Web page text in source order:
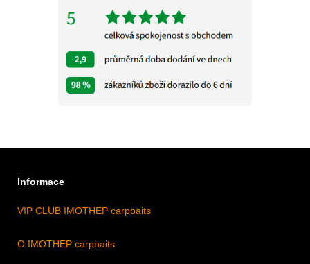
Informace
VIP CLUB IMOTHEP carpbaits
O IMOTHEP carpbaits